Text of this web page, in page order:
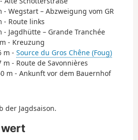
- Wegstart – Abzweigung vom GR
- Route links
- Jagdhütte – Grande Tranchée
- Kreuzung
m - Source du Gros Chêne (Foug)
m - Route de Savonnières
m - Ankunft vor dem Bauernhof
der Jagdsaison.
wert